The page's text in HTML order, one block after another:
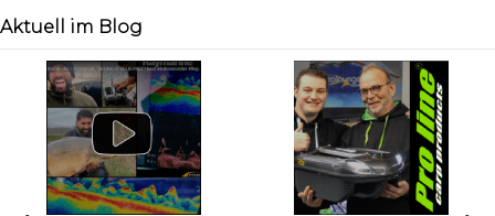
Aktuell im Blog